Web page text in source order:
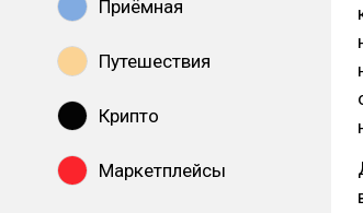
Приёмная
Путешествия
Крипто
Маркетплейсы